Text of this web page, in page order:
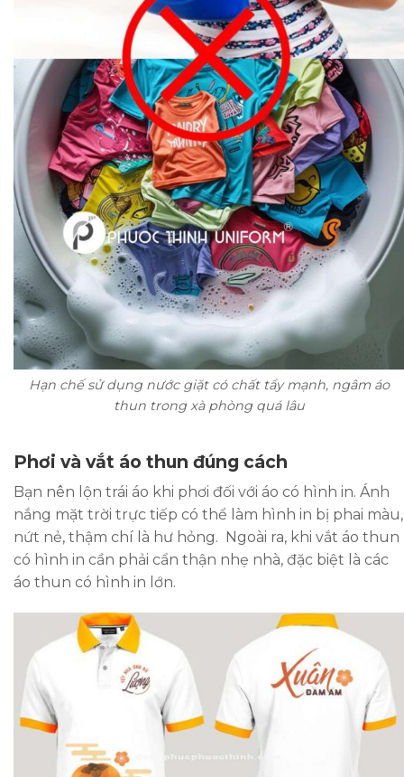
Hạn chế sử dụng nước giặt có chất tẩy mạnh, ngâm áo
thun trong xà phòng quá lâu
Phơi và vắt áo thun đúng cách
Bạn nên lộn trái áo khi phơi đối với áo có hình in. Ánh
nắng mặt trời trực tiếp có thể làm hình in bị phai màu,
nứt nẻ, thậm chí là hư hỏng. Ngoài ra, khi vắt áo thun
có hình in cần phải cẩn thận nhẹ nhà, đặc biệt là các
áo thun có hình in lớn.